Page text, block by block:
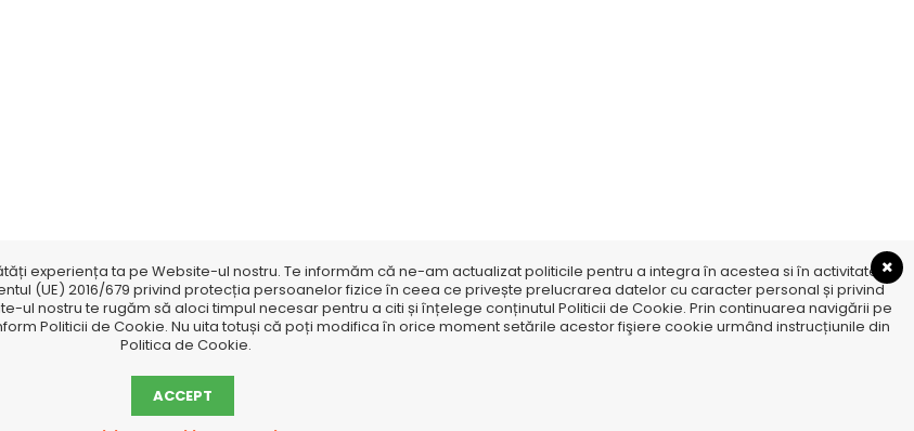
experiența ta pe Website-ul nostru. Te informăm că ne-am actualizat politicile pentru a integra în acestea si în activitatea
(UE) 2016/679 privind protecția persoanelor fizice în ceea ce privește prelucrarea datelor cu caracter personal și privind
nostru te rugăm să aloci timpul necesar pentru a citi și înțelege conținutul Politicii de Cookie. Prin continuarea navigării pe
Politicii de Cookie. Nu uita totuși că poți modifica în orice moment setările acestor fişiere cookie urmând instrucțiunile din
Politica de Cookie.
ACCEPT